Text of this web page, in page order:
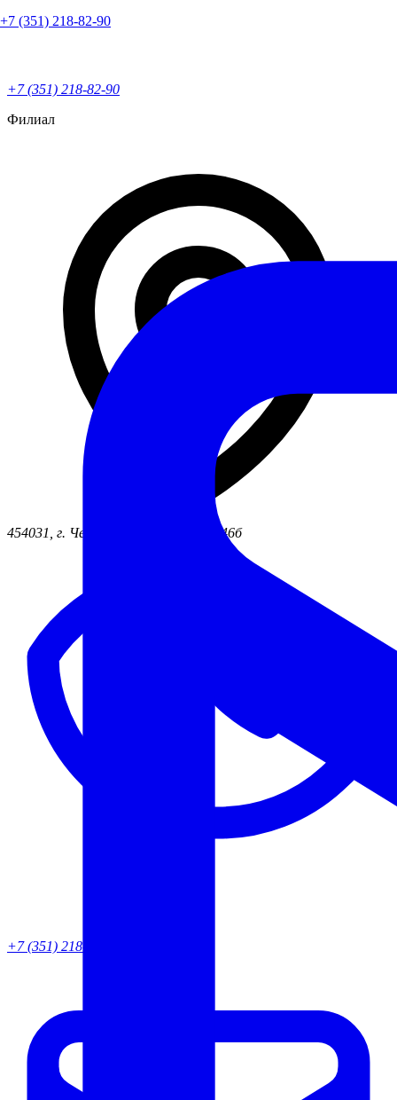
+7 (351) 218-82-90
+7 (351) 218-82-90
Филиал
454031, г. Челябинск ул. Жукова, д. 46б
+7 (351) 218-82-95